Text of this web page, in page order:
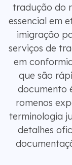
tradução do
essencial em
imigração
serviços de
em
que são
documento
romenos
terminologia
detalhes